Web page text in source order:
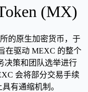
(MX)
的原生加密货币，于
在驱动 MEXC 的整个
决策和团队选举进行
会将部分交易手续
有通缩机制。